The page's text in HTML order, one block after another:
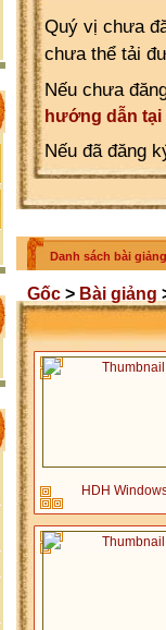
Quý vị chưa
chưa thể tải
Nếu chưa
hướng dẫn tại
Nếu đã đăng
Danh sách bài
Gốc > Bài giảng
HDH